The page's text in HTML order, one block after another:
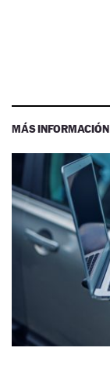
MÁS INFORMACIÓN